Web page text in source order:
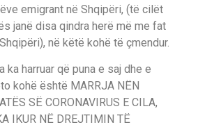
emigrant në Shqipëri, (të cilët
janë disa qindra herë më me fat
në këtë kohë të çmendur.
ka harruar që puna e saj dhe e
kohë është MARRJA NËN
SË CORONAVIRUS E CILA,
IKUR NË DREJTIMIN TË